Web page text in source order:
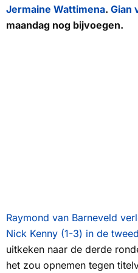
Jermaine Wattimena. Gian
maandag nog bijvoegen.
Raymond van Barneveld
Nick Kenny (1-3) in de
uitkeken naar de derde
het zou opnemen tegen